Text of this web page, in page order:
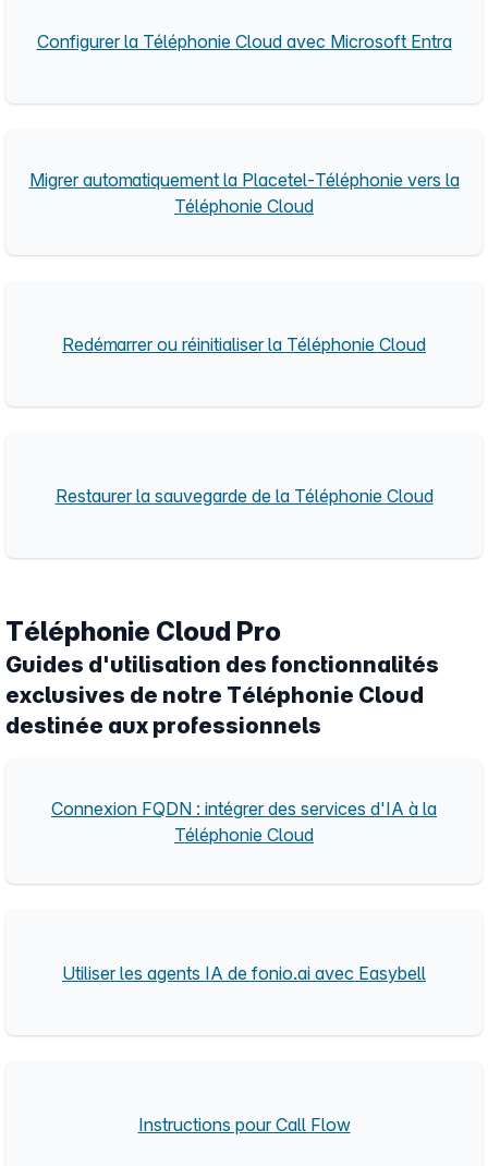
Configurer la Téléphonie Cloud avec Microsoft Entra
Migrer automatiquement la Placetel-Téléphonie vers la
Téléphonie Cloud
Redémarrer ou réinitialiser la Téléphonie Cloud
Restaurer la sauvegarde de la Téléphonie Cloud
Téléphonie Cloud Pro
Guides d'utilisation des fonctionnalités
exclusives de notre Téléphonie Cloud
destinée aux professionnels
Connexion FQDN : intégrer des services d'IA à la
Téléphonie Cloud
Utiliser les agents IA de fonio.ai avec Easybell
Instructions pour Call Flow